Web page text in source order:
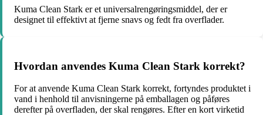
Kuma Clean Stark er et universalrengøringsmiddel, der er
designet til effektivt at fjerne snavs og fedt fra overflader.
Hvordan anvendes Kuma Clean Stark korrekt?
For at anvende Kuma Clean Stark korrekt, fortyndes produktet i
vand i henhold til anvisningerne på emballagen og påføres
derefter på overfladen, der skal rengøres. Efter en kort virketid